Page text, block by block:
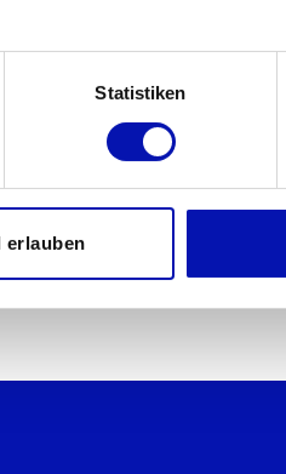
Statistiken
erlauben